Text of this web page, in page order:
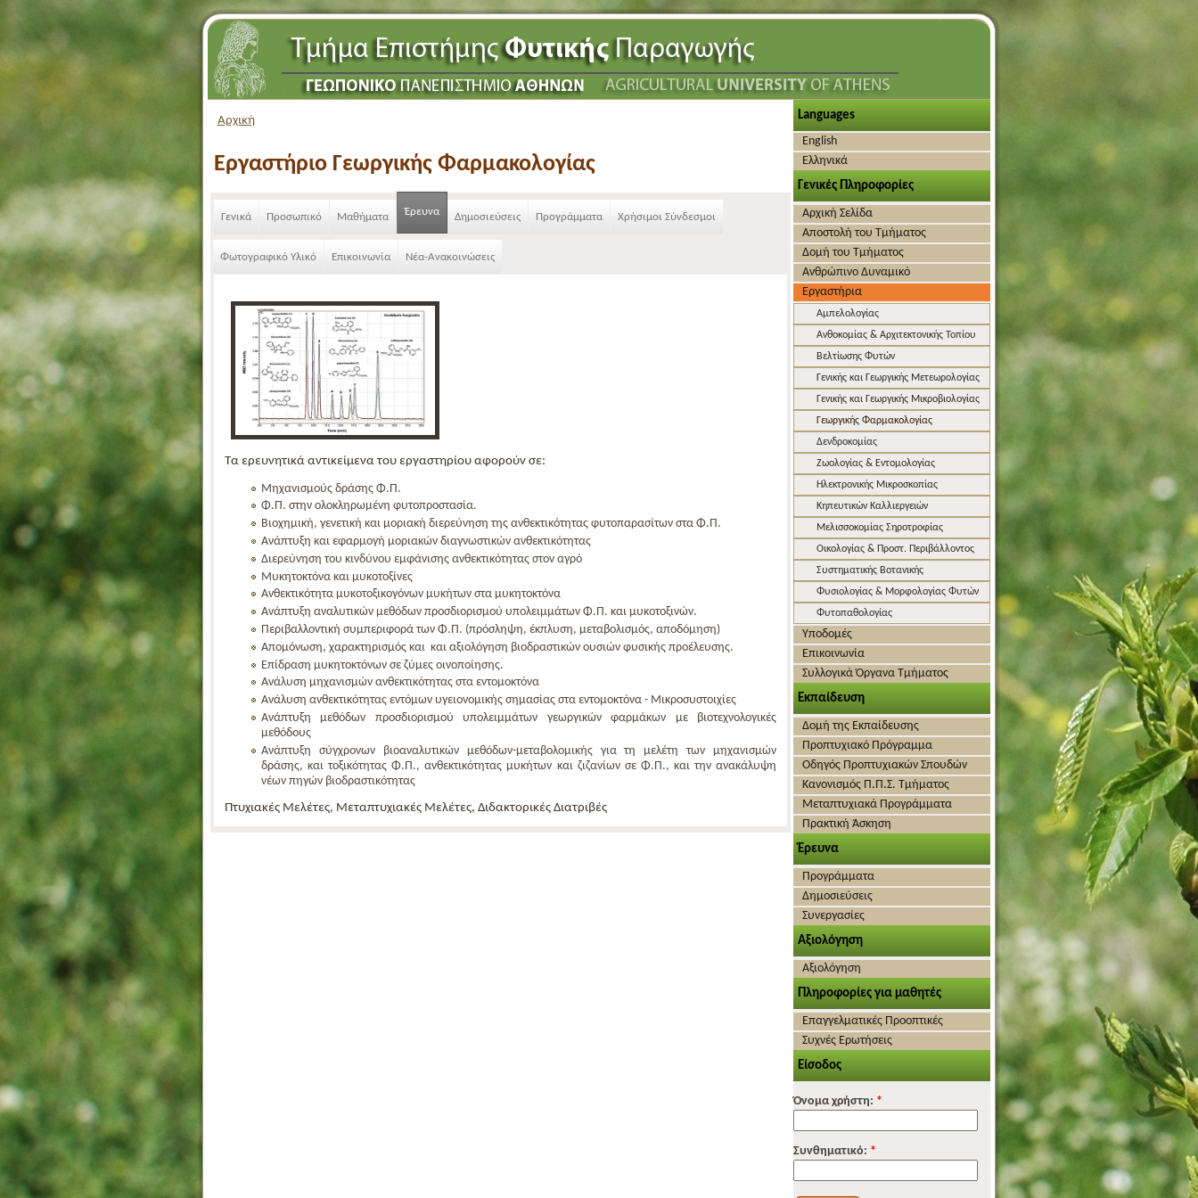
Αρχική
Εργαστήριο Γεωργικής Φαρμακολογίας
Γενικά Προσωπικό Μαθήματα Έρευνα Δημοσιεύσεις Προγράμματα Χρήσιμοι Σύνδεσμοι
Φωτογραφικό Υλικό Επικοινωνία Νέα-Ανακοινώσεις
Τα ερευνητικά αντικείμενα του εργαστηρίου αφορούν σε:
Μηχανισμούς δράσης Φ.Π.
Φ.Π. στην ολοκληρωμένη φυτοπροστασία.
Βιοχημική, γενετική και μοριακή διερεύνηση της ανθεκτικότητας φυτοπαρασίτων στα Φ.Π.
Ανάπτυξη και εφαρμογή μοριακών διαγνωστικών ανθεκτικότητας
Διερεύνηση του κινδύνου εμφάνισης ανθεκτικότητας στον αγρό
Μυκητοκτόνα και μυκοτοξίνες
Ανθεκτικότητα μυκοτοξικογόνων μυκήτων στα μυκητοκτόνα
Ανάπτυξη αναλυτικών μεθόδων προσδιορισμού υπολειμμάτων Φ.Π. και μυκοτοξινών.
Περιβαλλοντική συμπεριφορά των Φ.Π. (πρόσληψη, έκπλυση, μεταβολισμός, αποδόμηση)
Απομόνωση, χαρακτηρισμός και και αξιολόγηση βιοδραστικών ουσιών φυσικής προέλευσης.
Επίδραση μυκητοκτόνων σε ζύμες οινοποίησης.
Ανάλυση μηχανισμών ανθεκτικότητας στα εντομοκτόνα
Ανάλυση ανθεκτικότητας εντόμων υγειονομικής σημασίας στα εντομοκτόνα - Μικροσυστοιχίες
Ανάπτυξη μεθόδων προσδιορισμού υπολειμμάτων γεωργικών φαρμάκων με βιοτεχνολογικές
μεθόδους
Ανάπτυξη σύγχρονων βιοαναλυτικών μεθόδων-μεταβολομικής για τη μελέτη των μηχανισμών
δράσης, και τοξικότητας Φ.Π., ανθεκτικότητας μυκήτων και ζιζανίων σε Φ.Π., και την ανακάλυψη
νέων πηγών βιοδραστικότητας
Πτυχιακές Μελέτες, Μεταπτυχιακές Μελέτες, Διδακτορικές Διατριβές
Languages
English
Ελληνικά
Γενικές Πληροφορίες
Αρχική Σελίδα
Αποστολή του Τμήματος
Δομή του Τμήματος
Ανθρώπινο Δυναμικό
Εργαστήρια
Αμπελολογίας
Ανθοκομίας & Αρχιτεκτονικής Τοπίου
Βελτίωσης Φυτών
Γενικής και Γεωργικής Μετεωρολογίας
Γενικής και Γεωργικής Μικροβιολογίας
Γεωργικής Φαρμακολογίας
Δενδροκομίας
Ζωολογίας & Εντομολογίας
Ηλεκτρονικής Μικροσκοπίας
Κηπευτικών Καλλιεργειών
Μελισσοκομίας Σηροτροφίας
Οικολογίας & Προστ. Περιβάλλοντος
Συστηματικής Βοτανικής
Φυσιολογίας & Μορφολογίας Φυτών
Φυτοπαθολογίας
Υποδομές
Επικοινωνία
Συλλογικά Όργανα Τμήματος
Εκπαίδευση
Δομή της Εκπαίδευσης
Προπτυχιακό Πρόγραμμα
Οδηγός Προπτυχιακών Σπουδών
Κανονισμός Π.Π.Σ. Τμήματος
Μεταπτυχιακά Προγράμματα
Πρακτική Άσκηση
Έρευνα
Προγράμματα
Δημοσιεύσεις
Συνεργασίες
Αξιολόγηση
Αξιολόγηση
Πληροφορίες για μαθητές
Επαγγελματικές Προοπτικές
Συχνές Ερωτήσεις
Είσοδος
Όνομα χρήστη: *
Συνθηματικό: *